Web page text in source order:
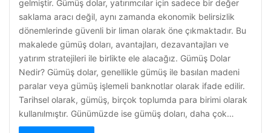
gelmiştir. Gümüş dolar, yatırımcılar için sadece bir değer
saklama aracı değil, aynı zamanda ekonomik belirsizlik
dönemlerinde güvenli bir liman olarak öne çıkmaktadır. Bu
makalede gümüş doları, avantajları, dezavantajları ve
yatırım stratejileri ile birlikte ele alacağız. Gümüş Dolar
Nedir? Gümüş dolar, genellikle gümüş ile basılan madeni
paralar veya gümüş işlemeli banknotlar olarak ifade edilir.
Tarihsel olarak, gümüş, birçok toplumda para birimi olarak
kullanılmıştır. Günümüzde ise gümüş doları, daha çok…